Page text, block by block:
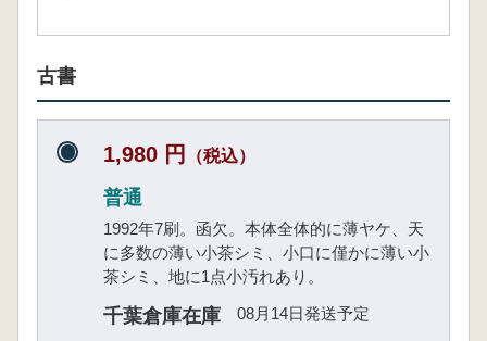
古書
1,980 円 （税込）
普通
1992年7刷。函欠。本体全体的に薄ヤケ、天
に多数の薄い小茶シミ、小口に僅かに薄い小
茶シミ、地に1点小汚れあり。
千葉倉庫在庫 08月14日発送予定